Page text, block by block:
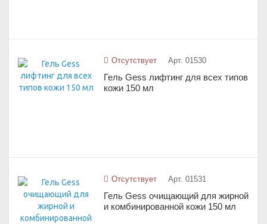
Отсутствует Арт. 01530
Гель Gess лифтинг для всех типов
кожи 150 мл
Отсутствует Арт. 01531
Гель Gess очищающий для жирной
и комбинированной кожи 150 мл